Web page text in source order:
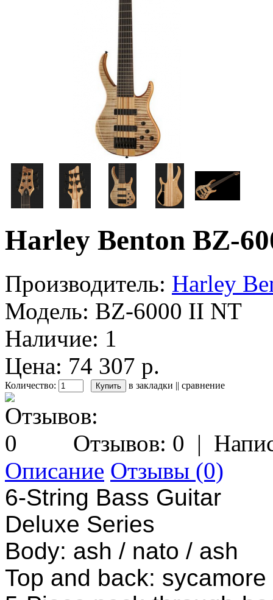
Harley Benton BZ-
Производитель: Harley
Модель: BZ-6000 II NT
Наличие: 1
Цена: 74 307 р.
Количество: в закладки || сравнение
Отзывов: 0 |
Описание Отзывы (0)
6-String Bass Guitar
Deluxe Series
Body: ash / nato / ash
Top and back: sycamore